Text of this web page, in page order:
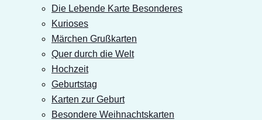
Die Lebende Karte Besonderes
Kurioses
Märchen Grußkarten
Quer durch die Welt
Hochzeit
Geburtstag
Karten zur Geburt
Besondere Weihnachtskarten